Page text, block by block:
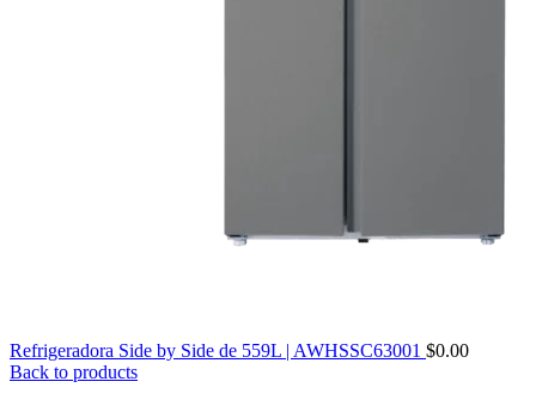
Refrigeradora Side by Side de 559L | AWHSSC63001 $0.00
Back to products